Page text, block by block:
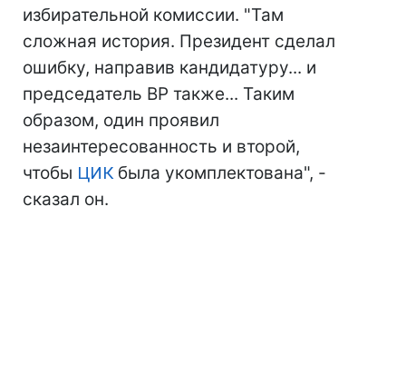
избирательной комиссии. "Там
сложная история. Президент сделал
ошибку, направив кандидатуру... и
председатель ВР также... Таким
образом, один проявил
незаинтересованность и второй,
чтобы ЦИКбыла укомплектована", -
сказал он.